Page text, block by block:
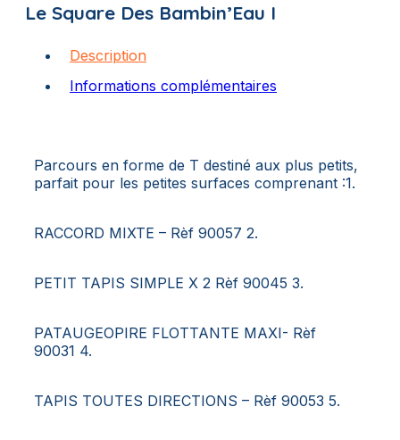
Le Square Des Bambin’Eau I
Description
Informations complémentaires
Parcours en forme de T destiné aux plus petits,
parfait pour les petites surfaces comprenant :1.
RACCORD MIXTE – Rèf 90057 2.
PETIT TAPIS SIMPLE X 2 Rèf 90045 3.
PATAUGEOPIRE FLOTTANTE MAXI- Rèf
90031 4.
TAPIS TOUTES DIRECTIONS – Rèf 90053 5.